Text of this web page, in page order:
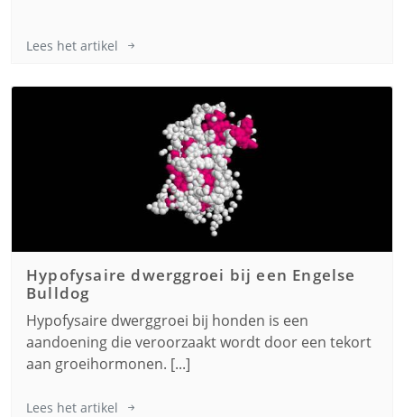
Lees het artikel
Hypofysaire dwerggroei bij een Engelse
Bulldog
Hypofysaire dwerggroei bij honden is een
aandoening die veroorzaakt wordt door een tekort
aan groeihormonen. [...]
Lees het artikel